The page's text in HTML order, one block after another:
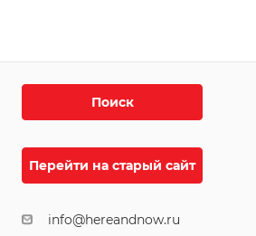
Поиск
Перейти на старый сайт
info@hereandnow.ru